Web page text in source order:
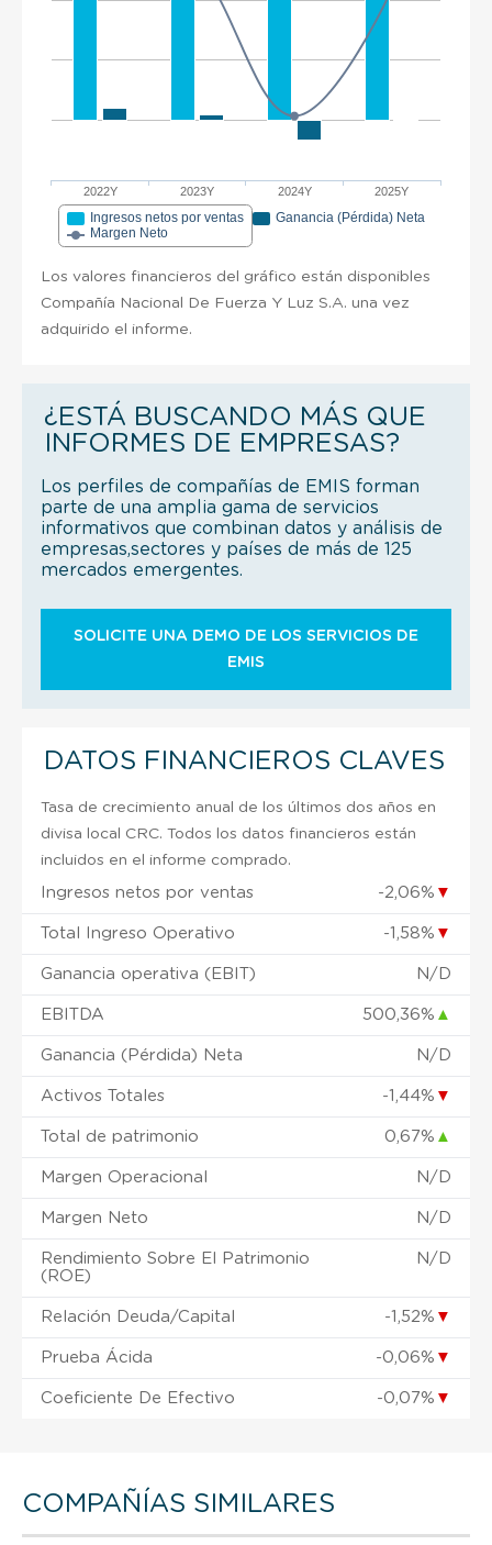
2022Y 2023Y 2024Y 2025Y
Ingresos netos por ventas
Ganancia (Pérdida) Neta
Margen Neto
Los valores financieros del gráfico están disponibles
Compañía Nacional De Fuerza Y Luz S.A. una vez
adquirido el informe.
¿ESTÁ BUSCANDO MÁS QUE
INFORMES DE EMPRESAS?
Los perfiles de compañías de EMIS forman
parte de una amplia gama de servicios
informativos que combinan datos y análisis de
empresas,sectores y países de más de 125
mercados emergentes.
SOLICITE UNA DEMO DE LOS SERVICIOS DE
EMIS
DATOS FINANCIEROS CLAVES
Tasa de crecimiento anual de los últimos dos años en
divisa local CRC. Todos los datos financieros están
incluidos en el informe comprado.
Ingresos netos por ventas -2,06% ▼
Total Ingreso Operativo -1,58% ▼
Ganancia operativa (EBIT) N/D
EBITDA 500,36% ▲
Ganancia (Pérdida) Neta N/D
Activos Totales -1,44% ▼
Total de patrimonio 0,67% ▲
Margen Operacional N/D
Margen Neto N/D
Rendimiento Sobre El Patrimonio
(ROE)
N/D
Relación Deuda/Capital -1,52% ▼
Prueba Ácida -0,06% ▼
Coeficiente De Efectivo -0,07% ▼
COMPAÑÍAS SIMILARES